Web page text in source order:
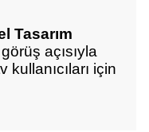
Tasarım
açısıyla
için